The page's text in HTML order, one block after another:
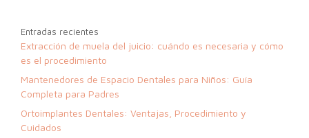
Entradas recientes
Extracción de muela del juicio: cuándo es necesaria y cómo
es el procedimiento
Mantenedores de Espacio Dentales para Niños: Guía
Completa para Padres
Ortoimplantes Dentales: Ventajas, Procedimiento y
Cuidados